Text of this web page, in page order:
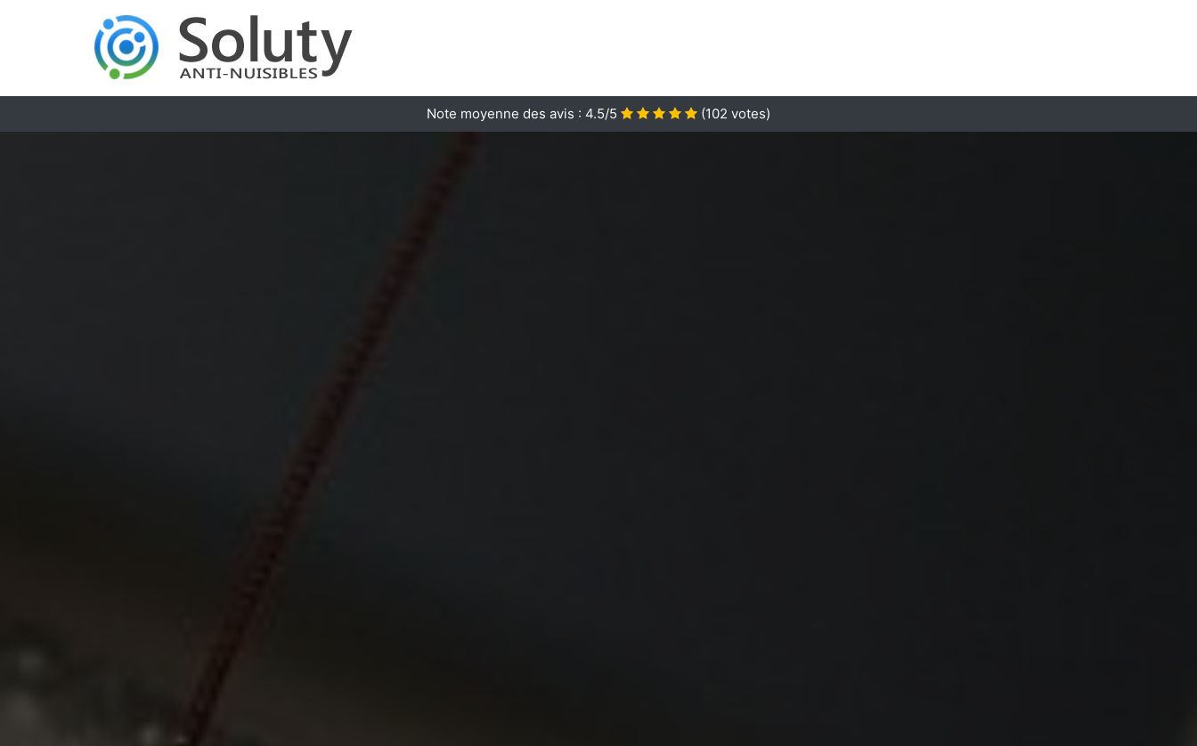
Note moyenne des avis : 4.5/5 (102 votes)